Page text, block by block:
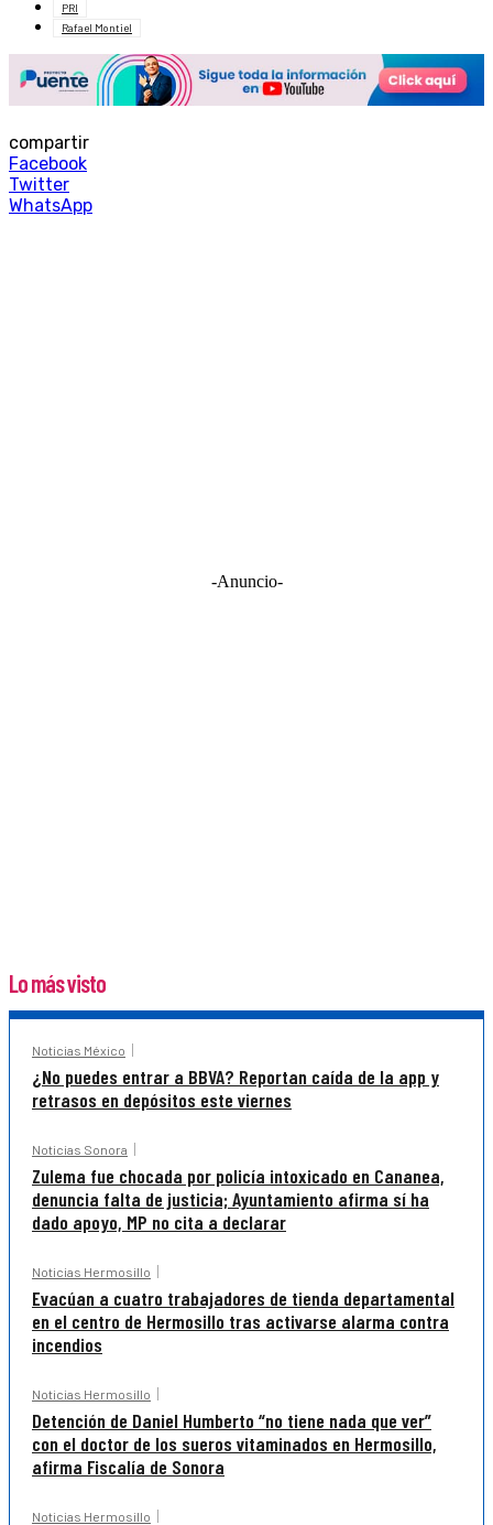
PRI
Rafael Montiel
compartir
Facebook
Twitter
WhatsApp
-Anuncio-
Lo más visto
Noticias México
¿No puedes entrar a BBVA? Reportan caída de la app y
retrasos en depósitos este viernes
Noticias Sonora
Zulema fue chocada por policía intoxicado en Cananea,
denuncia falta de justicia; Ayuntamiento afirma sí ha
dado apoyo, MP no cita a declarar
Noticias Hermosillo
Evacúan a cuatro trabajadores de tienda departamental
en el centro de Hermosillo tras activarse alarma contra
incendios
Noticias Hermosillo
Detención de Daniel Humberto “no tiene nada que ver”
con el doctor de los sueros vitaminados en Hermosillo,
afirma Fiscalía de Sonora
Noticias Hermosillo